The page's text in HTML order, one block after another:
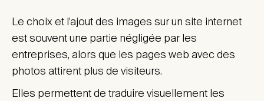
Le choix et l’ajout des images sur un site internet
est souvent une partie négligée par les
entreprises, alors que les pages web avec des
photos attirent plus de visiteurs.
Elles permettent de traduire visuellement les